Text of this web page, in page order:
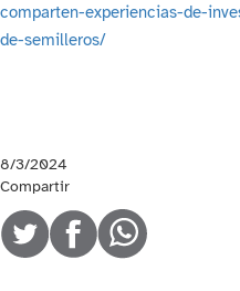
8/3/2024
Compartir
comparten-experiencias-de-
de-semilleros/